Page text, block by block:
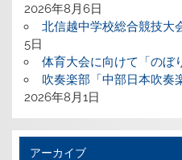
2026年8月6日
北信越中学校総合競技大
5日
体育大会に向けて「のぼ
吹奏楽部「中部日本吹奏
2026年8月1日
アーカイブ